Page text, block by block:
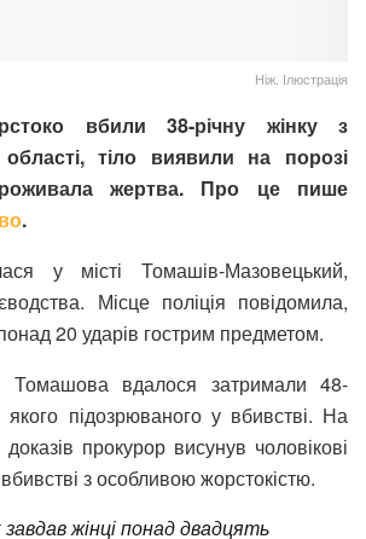
Ніж. Ілюстрація
вбили 38-річну жінку з
області, тіло виявили на порозі
жертва. Про це пише
.
у місті Томашів-Мазовецький,
Місце поліція повідомила,
20 ударів гострим предметом.
Томашова вдалося затримали 48-
якого підозрюваного у вбивстві. На
доказів прокурор висунув чоловікові
з особливою жорстокістю.
завдав жінці понад двадцять